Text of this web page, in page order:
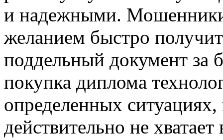
и надежными. Мошенники
желанием быстро
поддельный документ за
покупка диплома
определенных
действительно не